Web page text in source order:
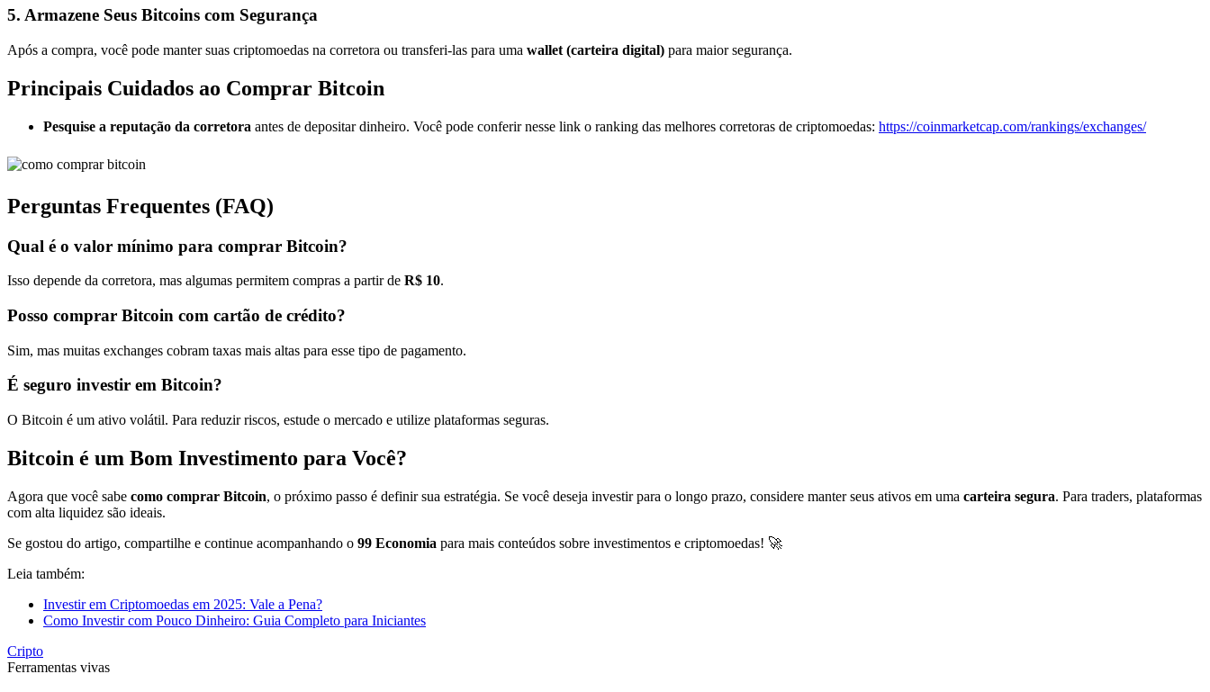
5. Armazene Seus Bitcoins com Segurança
Após a compra, você pode manter suas criptomoedas na corretora ou transferi-las para uma wallet (carteira digital) para maior segurança.
Principais Cuidados ao Comprar Bitcoin
Pesquise a reputação da corretora antes de depositar dinheiro. Você pode conferir nesse link o ranking das melhores corretoras de criptomoedas: https://coinmarketcap.com/rankings/exchanges/
Perguntas Frequentes (FAQ)
Qual é o valor mínimo para comprar Bitcoin?
Isso depende da corretora, mas algumas permitem compras a partir de R$ 10.
Posso comprar Bitcoin com cartão de crédito?
Sim, mas muitas exchanges cobram taxas mais altas para esse tipo de pagamento.
É seguro investir em Bitcoin?
O Bitcoin é um ativo volátil. Para reduzir riscos, estude o mercado e utilize plataformas seguras.
Bitcoin é um Bom Investimento para Você?
Agora que você sabe como comprar Bitcoin, o próximo passo é definir sua estratégia. Se você deseja investir para o longo prazo, considere manter seus ativos em uma carteira segura. Para traders, plataformas
com alta liquidez são ideais.
Se gostou do artigo, compartilhe e continue acompanhando o 99 Economia para mais conteúdos sobre investimentos e criptomoedas! 🚀
Leia também:
Investir em Criptomoedas em 2025: Vale a Pena?
Como Investir com Pouco Dinheiro: Guia Completo para Iniciantes
Cripto
Ferramentas vivas